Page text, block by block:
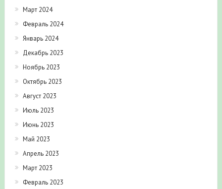
Март 2024
Февраль 2024
Январь 2024
Декабрь 2023
Ноябрь 2023
Октябрь 2023
Август 2023
Июль 2023
Июнь 2023
Май 2023
Апрель 2023
Март 2023
Февраль 2023